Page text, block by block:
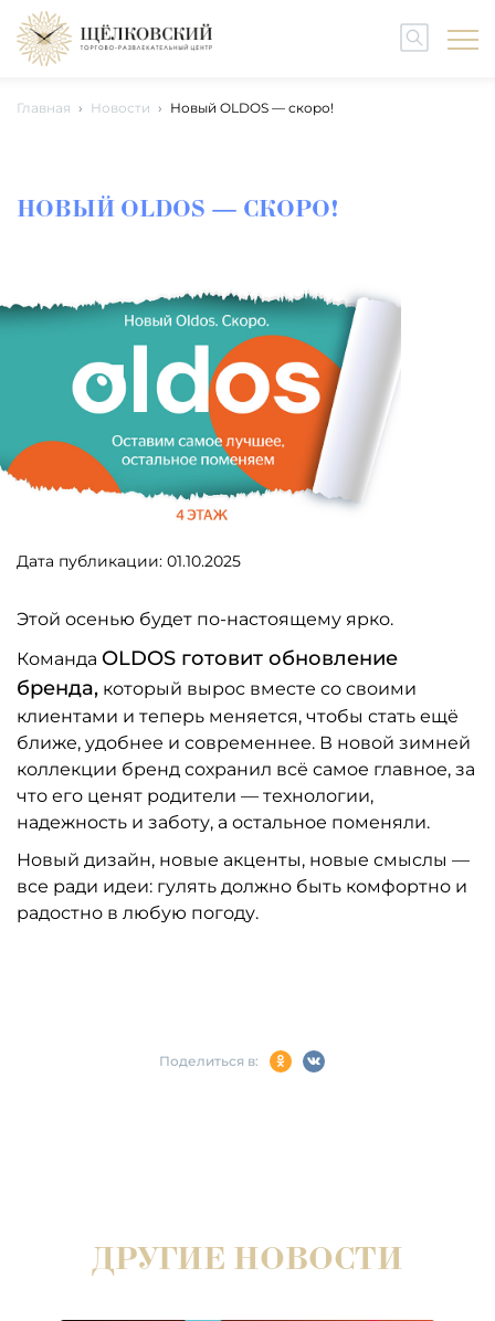
Главная Новости Новый OLDOS — скоро!
НОВЫЙ OLDOS — СКОРО!
Дата публикации: 01.10.2025
Этой осенью будет по-настоящему ярко.
Команда OLDOS готовит обновление
бренда, который вырос вместе со своими
клиентами и теперь меняется, чтобы стать ещё
ближе, удобнее и современнее. В новой зимней
коллекции бренд сохранил всё самое главное, за
что его ценят родители — технологии,
надежность и заботу, а остальное поменяли.
Новый дизайн, новые акценты, новые смыслы —
все ради идеи: гулять должно быть комфортно и
радостно в любую погоду.
Поделиться в:
ДРУГИЕ НОВОСТИ